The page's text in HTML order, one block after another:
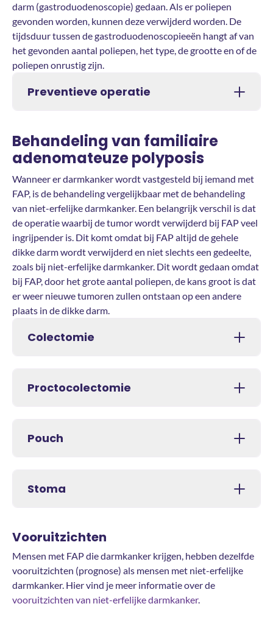
darm (gastroduodenoscopie) gedaan. Als er poliepen
gevonden worden, kunnen deze verwijderd worden. De
tijdsduur tussen de gastroduodenoscopieeën hangt af van
het gevonden aantal poliepen, het type, de grootte en of de
poliepen onrustig zijn.
Preventieve operatie
Behandeling van familiaire
adenomateuze polyposis
Wanneer er darmkanker wordt vastgesteld bij iemand met
FAP, is de behandeling vergelijkbaar met de behandeling
van niet-erfelijke darmkanker. Een belangrijk verschil is dat
de operatie waarbij de tumor wordt verwijderd bij FAP veel
ingrijpender is. Dit komt omdat bij FAP altijd de gehele
dikke darm wordt verwijderd en niet slechts een gedeelte,
zoals bij niet-erfelijke darmkanker. Dit wordt gedaan omdat
bij FAP, door het grote aantal poliepen, de kans groot is dat
er weer nieuwe tumoren zullen ontstaan op een andere
plaats in de dikke darm.
Colectomie
Proctocolectomie
Pouch
Stoma
Vooruitzichten
Mensen met FAP die darmkanker krijgen, hebben dezelfde
vooruitzichten (prognose) als mensen met niet-erfelijke
darmkanker. Hier vind je meer informatie over de
vooruitzichten van niet-erfelijke darmkanker.